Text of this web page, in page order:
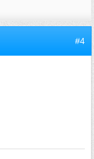
#4